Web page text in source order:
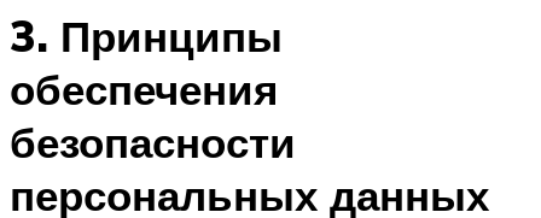
3. Принципы
обеспечения
безопасности
персональных данных